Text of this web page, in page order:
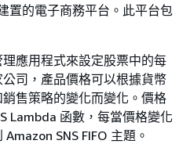
置的電子商務平台。此平台包
應用程式來設定股票中的每
司，產品價格可以根據貨幣
售策略的變化而變化。價格
Lambda 函數，每當價格變化
SNS FIFO 主題。